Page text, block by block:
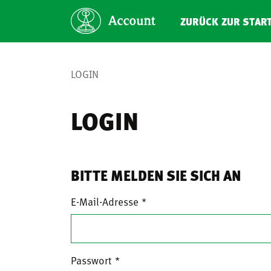
ZURÜCK ZUR
LOGIN
LOGIN
BITTE MELDEN SIE SICH AN
E-Mail-Adresse
Passwort